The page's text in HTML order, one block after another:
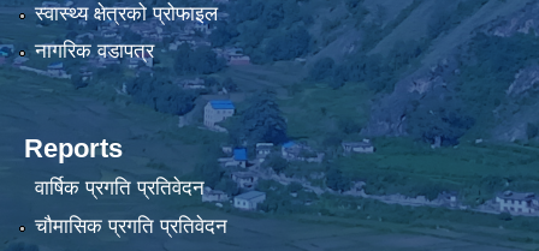
स्वास्थ्य क्षेत्रको प्रोफाइल
नागरिक वडापत्र
Reports
वार्षिक प्रगति प्रतिवेदन
चौमासिक प्रगति प्रतिवेदन